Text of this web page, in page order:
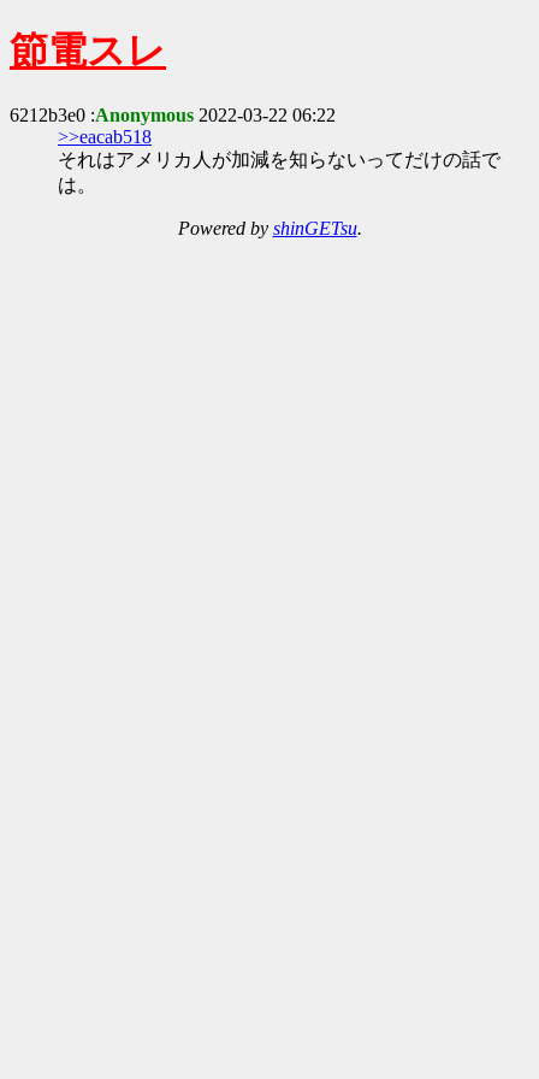
節電スレ
6212b3e0 :Anonymous 2022-03-22 06:22
>>eacab518
それはアメリカ人が加減を知らないってだけの話で
は。
Powered by shinGETsu.